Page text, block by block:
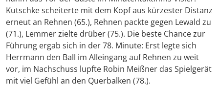
Kutschke scheiterte mit dem Kopf aus kürzester Distanz
erneut an Rehnen (65.), Rehnen packte gegen Lewald zu
(71.), Lemmer zielte drüber (75.). Die beste Chance zur
Führung ergab sich in der 78. Minute: Erst legte sich
Herrmann den Ball im Alleingang auf Rehnen zu weit
vor, im Nachschuss lupfte Robin Meißner das Spielgerät
mit viel Gefühl an den Querbalken (78.).